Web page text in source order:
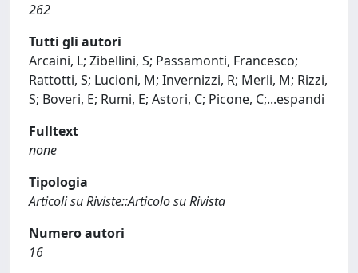
262
Tutti gli autori
Arcaini, L; Zibellini, S; Passamonti, Francesco;
Rattotti, S; Lucioni, M; Invernizzi, R; Merli, M; Rizzi,
S; Boveri, E; Rumi, E; Astori, C; Picone, C;...espandi
Fulltext
none
Tipologia
Articoli su Riviste::Articolo su Rivista
Numero autori
16